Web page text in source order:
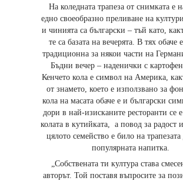
На коледната трапеза от снимката е
едно своеобразно преливане на
и чинията са български – тъй като,
те са базата на вечерята. В тях обаче
традиционна за някои части на
Бъдни вечер – наденички с
Кенчето кола е символ на Америка,
от знамето, което е използвано за
кола на масата обаче е и български
дори в най-изисканите ресторанти се
колата в кутийката, а повод за радост
цялото семейство е било на
популярната напитка.
„Собствената ти култура става
авторът. Той поставя въпросите за